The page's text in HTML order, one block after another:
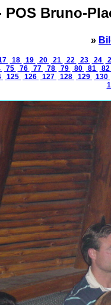
Bruno-
»
18 19 20 21 22 23 24
75 76 77 78 79 80 81 82
125 126 127 128 129 130